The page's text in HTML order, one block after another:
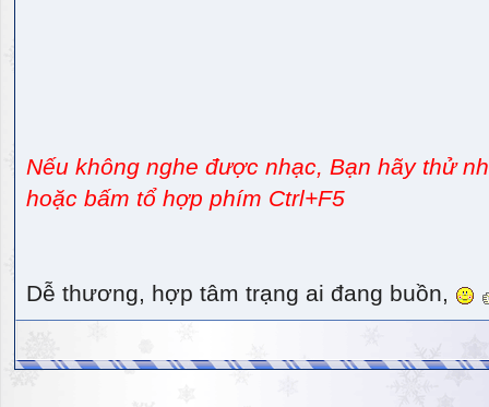
Nếu không nghe được nhạc, Bạn hãy thử
hoặc bấm tổ hợp phím Ctrl+F5
Dễ thương, hợp tâm trạng ai đang buồn,